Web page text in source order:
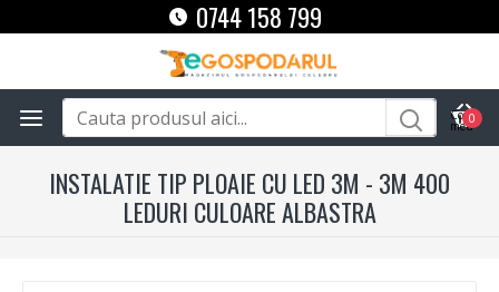
0744 158 799
0
INSTALATIE TIP PLOAIE CU LED 3M - 3M 400
LEDURI CULOARE ALBASTRA